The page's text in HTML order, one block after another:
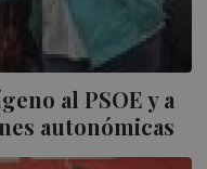
al PSOE y a
autonómicas